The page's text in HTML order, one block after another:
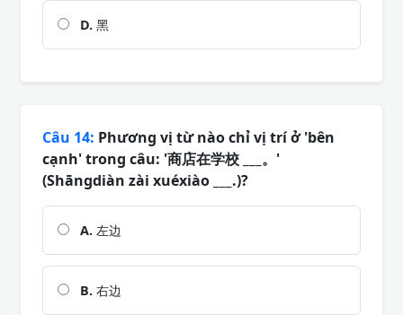
D. 黑
Câu 14: Phương vị từ nào chỉ vị trí ở 'bên
cạnh' trong câu: '商店在学校 ___。'
(Shāngdiàn zài xuéxiào ___.)?
A. 左边
B. 右边